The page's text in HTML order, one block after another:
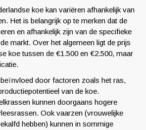
koe kan variëren afhankelijk van
Het is belangrijk op te merken dat de
en afhankelijk zijn van de specifieke
markt. Over het algemeen ligt de prijs
koe tussen de €1.500 en €2.500, maar
door factoren zoals het ras,
van de koe.
kunnen doorgaans hogere
Ook vaarzen (vrouwelijke
hebben) kunnen in sommige